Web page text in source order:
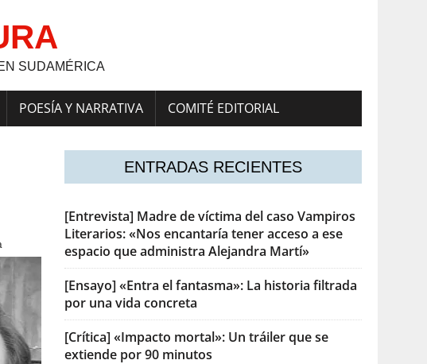
SUDAMÉRICA
POESÍA Y NARRATIVA COMITÉ EDITORIAL
ENTRADAS RECIENTES
[Entrevista] Madre de víctima del caso Vampiros
Literarios: «Nos encantaría tener acceso a ese
espacio que administra Alejandra Martí»
[Ensayo] «Entra el fantasma»: La historia filtrada
por una vida concreta
[Crítica] «Impacto mortal»: Un tráiler que se
extiende por 90 minutos